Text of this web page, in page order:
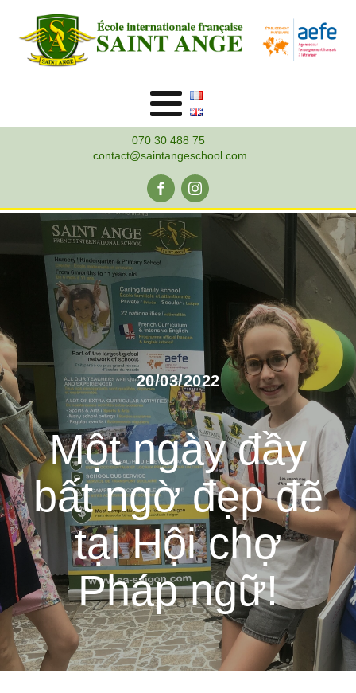
070 30 488 75
contact@saintangeschool.com
20/03/2022
Một ngày đầy
bất ngờ đẹp đẽ
tại Hội chợ
Pháp ngữ!